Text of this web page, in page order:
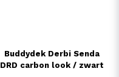
Buddydek Derbi Senda
DRD carbon look / zwart